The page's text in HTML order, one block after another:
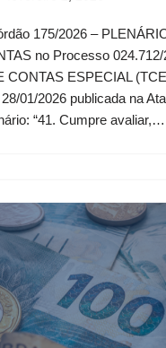
175/2026 –
no Processo 024.712/
CONTAS ESPECIAL
01/2026 publicada na
“41. Cumpre avaliar,…